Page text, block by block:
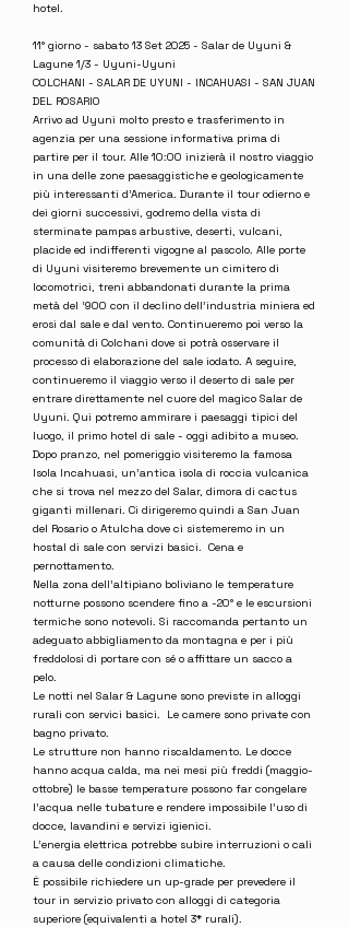
hotel.
11° giorno - sabato 13 Set 2025 - Salar de Uyuni &
Lagune 1/3 - Uyuni-Uyuni
COLCHANI - SALAR DE UYUNI - INCAHUASI - SAN JUAN
DEL ROSARIO
Arrivo ad Uyuni molto presto e trasferimento in
agenzia per una sessione informativa prima di
partire per il tour. Alle 10:00 inizierà il nostro viaggio
in una delle zone paesaggistiche e geologicamente
più interessanti d’America. Durante il tour odierno e
dei giorni successivi, godremo della vista di
sterminate pampas arbustive, deserti, vulcani,
placide ed indifferenti vigogne al pascolo. Alle porte
di Uyuni visiteremo brevemente un cimitero di
locomotrici, treni abbandonati durante la prima
metà del ‘900 con il declino dell’industria miniera ed
erosi dal sale e dal vento. Continueremo poi verso la
comunità di Colchani dove si potrà osservare il
processo di elaborazione del sale iodato. A seguire,
continueremo il viaggio verso il deserto di sale per
entrare direttamente nel cuore del magico Salar de
Uyuni. Qui potremo ammirare i paesaggi tipici del
luogo, il primo hotel di sale - oggi adibito a museo.
Dopo pranzo, nel pomeriggio visiteremo la famosa
Isola Incahuasi, un’antica isola di roccia vulcanica
che si trova nel mezzo del Salar, dimora di cactus
giganti millenari. Ci dirigeremo quindi a San Juan
del Rosario o Atulcha dove ci sistemeremo in un
hostal di sale con servizi basici. Cena e
pernottamento.
Nella zona dell’altipiano boliviano le temperature
notturne possono scendere fino a -20° e le escursioni
termiche sono notevoli. Si raccomanda pertanto un
adeguato abbigliamento da montagna e per i più
freddolosi di portare con sé o affittare un sacco a
pelo.
Le notti nel Salar & Lagune sono previste in alloggi
rurali con servici basici. Le camere sono private con
bagno privato.
Le strutture non hanno riscaldamento. Le docce
hanno acqua calda, ma nei mesi più freddi (maggio-
ottobre) le basse temperature possono far congelare
l’acqua nelle tubature e rendere impossibile l'uso di
docce, lavandini e servizi igienici.
L’energia elettrica potrebbe subire interruzioni o cali
a causa delle condizioni climatiche.
È possibile richiedere un up-grade per prevedere il
tour in servizio privato con alloggi di categoria
superiore (equivalenti a hotel 3* rurali).